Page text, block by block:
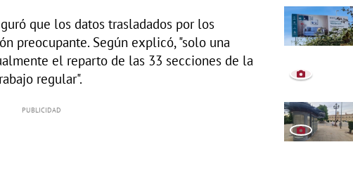
que los datos trasladados por los
preocupante. Según explicó, "solo una
el reparto de las 33 secciones de la
regular".